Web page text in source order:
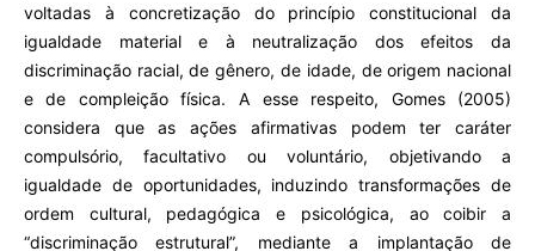
voltadas à concretização do princípio constitucional da
igualdade material e à neutralização dos efeitos da
discriminação racial, de gênero, de idade, de origem nacional
e de compleição física. A esse respeito, Gomes (2005)
considera que as ações afirmativas podem ter caráter
compulsório, facultativo ou voluntário, objetivando a
igualdade de oportunidades, induzindo transformações de
ordem cultural, pedagógica e psicológica, ao coibir a
“discriminação estrutural”, mediante a implantação de